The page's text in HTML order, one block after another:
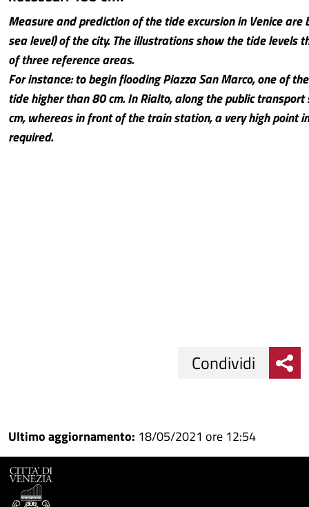
Measure and prediction of the tide excursion in Venice
sea level) of the city. The illustrations show the tide levels
of three reference areas.
For instance: to begin flooding Piazza San Marco, one of
tide higher than 80 cm. In Rialto, along the public
cm, whereas in front of the train station, a very high point
required.
su
Facebook
Condividi
su
Condividi
Condividi
Ultimo aggiornamento: 18/05/2021 ore 12:54